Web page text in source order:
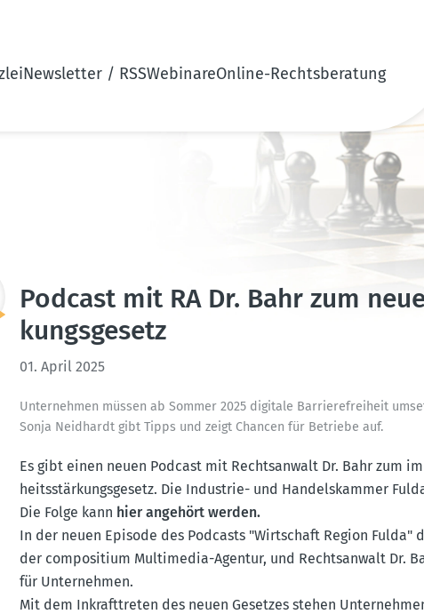
Newsletter / RSSWebinareOnline-Rechtsberatung
Podcast mit RA Dr. Bahr zum
kungs­gesetz
01. April 2025
Unter­nehmen müssen ab Sommer 2025 digitale Barrie­re­freiheit
Sonja Neidhardt gibt Tipps und zeigt Chancen für Betriebe auf.
Es gibt einen neuen Podcast mit Rechts­anwalt Dr. Bahr zum
heits­stär­kungs­gesetz. Die Industrie- und Handels­kammer
Die Folge kann hier angehört werden.
​In der neuen Episode des Podcasts "Wirtschaft Region
der compo­sitium Multi­media-Agentur, und Rechts­anwalt Dr.
für Unter­nehmen.
Mit dem Inkraft­treten des neuen Gesetzes stehen